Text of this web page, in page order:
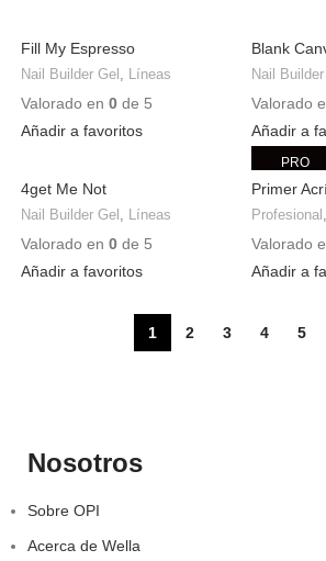
Fill My Espresso
Nail Builder Gel , Líneas
Valorado en0 de 5
Añadir a favoritos
Blank
Nail Builder
Valorado
Añadir a
4get Me Not
Nail Builder Gel , Líneas
Valorado en0 de 5
Añadir a favoritos
PRO
Primer
Profesional ,
Valorado
Añadir a
1 2 3 4 5
Nosotros
Sobre OPI
Acerca de Wella